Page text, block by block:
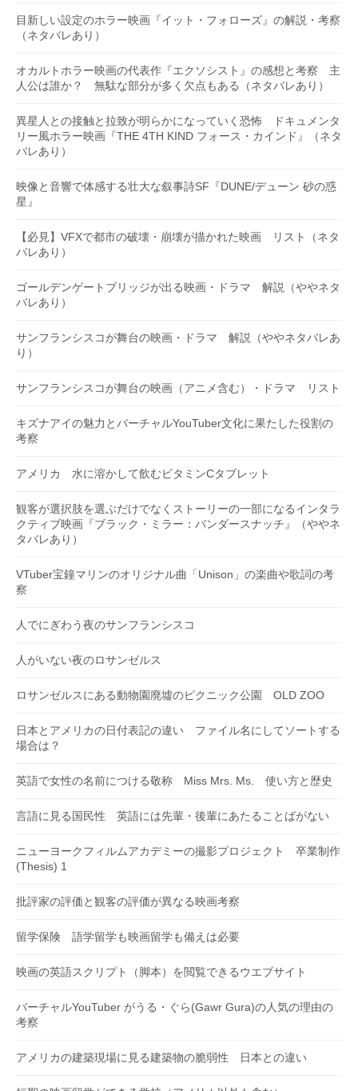
目新しい設定のホラー映画『イット・フォローズ』の解説・考察
（ネタバレあり）
オカルトホラー映画の代表作『エクソシスト』の感想と考察 主
人公は誰か？ 無駄な部分が多く欠点もある（ネタバレあり）
異星人との接触と拉致が明らかになっていく恐怖 ドキュメンタ
リー風ホラー映画『THE 4TH KIND フォース・カインド』（ネタ
バレあり）
映像と音響で体感する壮大な叙事詩SF『DUNE/デューン 砂の惑
星』
【必見】VFXで都市の破壊・崩壊が描かれた映画 リスト（ネタ
バレあり）
ゴールデンゲートブリッジが出る映画・ドラマ 解説（ややネタ
バレあり）
サンフランシスコが舞台の映画・ドラマ 解説（ややネタバレあ
り）
サンフランシスコが舞台の映画（アニメ含む）・ドラマ リスト
キズナアイの魅力とバーチャルYouTuber文化に果たした役割の
考察
アメリカ 水に溶かして飲むビタミンCタブレット
観客が選択肢を選ぶだけでなくストーリーの一部になるインタラ
クティブ映画『ブラック・ミラー：バンダースナッチ』（ややネ
タバレあり）
VTuber宝鐘マリンのオリジナル曲「Unison」の楽曲や歌詞の考
察
人でにぎわう夜のサンフランシスコ
人がいない夜のロサンゼルス
ロサンゼルスにある動物園廃墟のピクニック公園 OLD ZOO
日本とアメリカの日付表記の違い ファイル名にしてソートする
場合は？
英語で女性の名前につける敬称 Miss Mrs. Ms. 使い方と歴史
言語に見る国民性 英語には先輩・後輩にあたることばがない
ニューヨークフィルムアカデミーの撮影プロジェクト 卒業制作
(Thesis) 1
批評家の評価と観客の評価が異なる映画考察
留学保険 語学留学も映画留学も備えは必要
映画の英語スクリプト（脚本）を閲覧できるウエブサイト
バーチャルYouTuber がうる・ぐら(Gawr Gura)の人気の理由の
考察
アメリカの建築現場に見る建築物の脆弱性 日本との違い